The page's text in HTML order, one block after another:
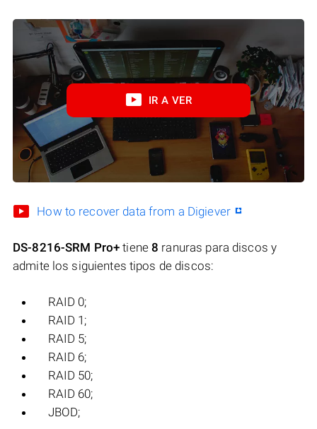
IR A VER
How to recover data from a Digiever
DS-8216-SRM Pro+ tiene8 ranuras para discos y
admite los siguientes tipos de discos:
RAID 0;
RAID 1;
RAID 5;
RAID 6;
RAID 50;
RAID 60;
JBOD;